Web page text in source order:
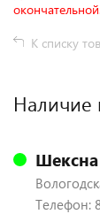
К списку
Наличие
Телефон: